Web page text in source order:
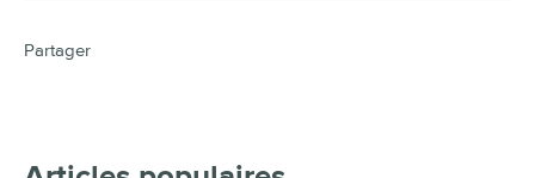
Partager